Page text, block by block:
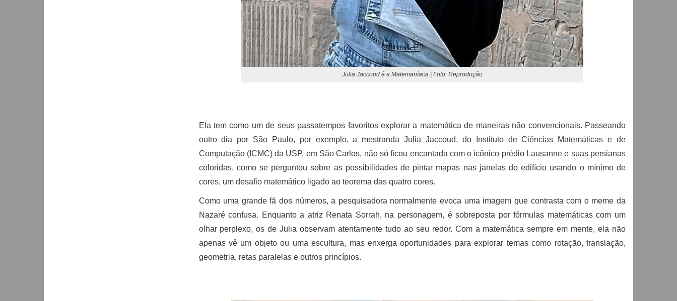
Julia Jaccoud é a Matemaníaca | Foto: Reprodução
Ela tem como um de seus passatempos favoritos explorar a matemática de maneiras não convencionais. Passeando
outro dia por São Paulo, por exemplo, a mestranda Julia Jaccoud, do Instituto de Ciências Matemáticas e de
Computação (ICMC) da USP, em São Carlos, não só ficou encantada com o icônico prédio Lausanne e suas persianas
coloridas, como se perguntou sobre as possibilidades de pintar mapas nas janelas do edifício usando o mínimo de
cores, um desafio matemático ligado ao teorema das quatro cores.
Como uma grande fã dos números, a pesquisadora normalmente evoca uma imagem que contrasta com o meme da
Nazaré confusa. Enquanto a atriz Renata Sorrah, na personagem, é sobreposta por fórmulas matemáticas com um
olhar perplexo, os de Julia observam atentamente tudo ao seu redor. Com a matemática sempre em mente, ela não
apenas vê um objeto ou uma escultura, mas enxerga oportunidades para explorar temas como rotação, translação,
geometria, retas paralelas e outros princípios.